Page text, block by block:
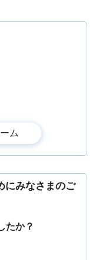
にみなさまのご
たか？